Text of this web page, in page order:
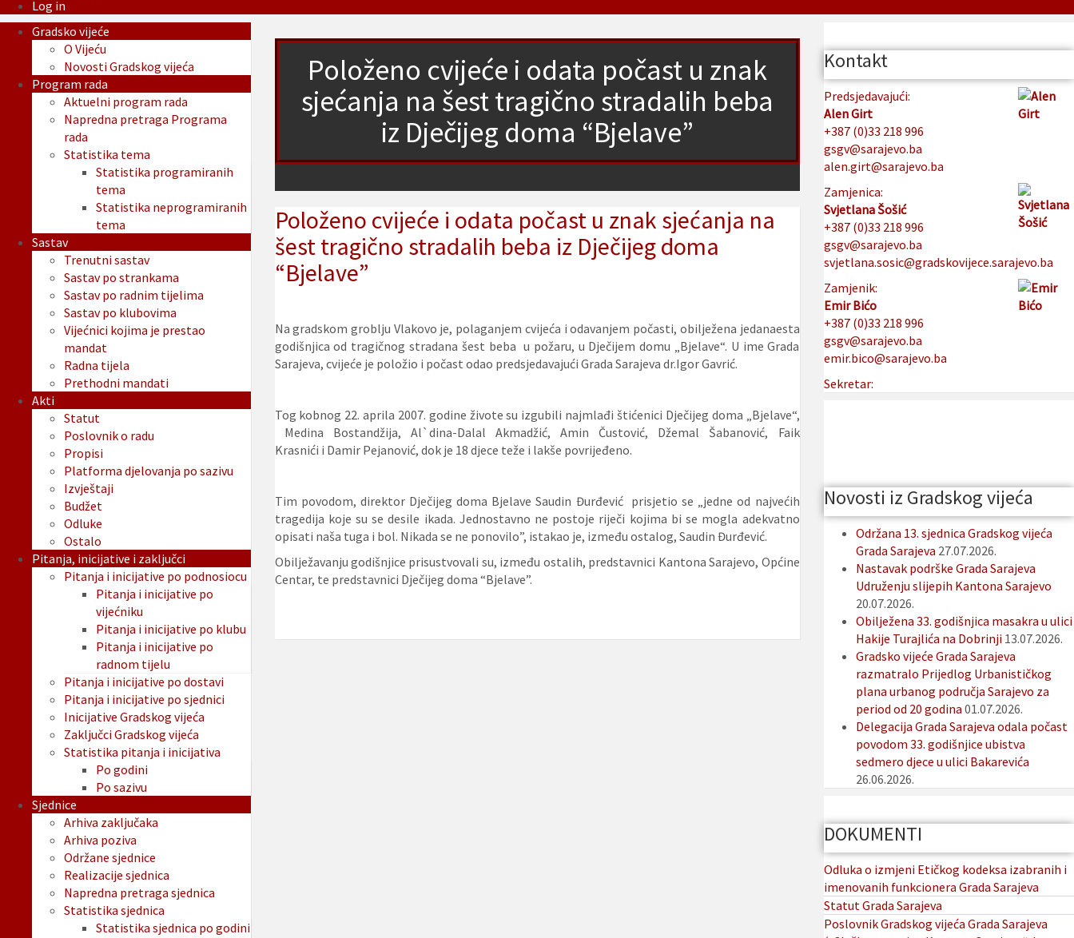
Log in
Položeno cvijeće i odata počast u znak
sjećanja na šest tragično stradalih beba
iz Dječijeg doma “Bjelave”
Položeno cvijeće i odata počast u znak sjećanja na
šest tragično stradalih beba iz Dječijeg doma
“Bjelave”
Na gradskom groblju Vlakovo je, polaganjem cvijeća i odavanjem počasti, obilježena jedanaesta
godišnjica od tragičnog stradana šest beba u požaru, u Dječijem domu „Bjelave“. U ime Grada
Sarajeva, cvijeće je položio i počast odao predsjedavajući Grada Sarajeva dr.Igor Gavrić.
Tog kobnog 22. aprila 2007. godine živote su izgubili najmlađi štićenici Dječijeg doma „Bjelave“,
Medina Bostandžija, Al`dina-Dalal Akmadžić, Amin Čustović, Džemal Šabanović, Faik
Krasnići i Damir Pejanović, dok je 18 djece teže i lakše povrijeđeno.
Tim povodom, direktor Dječijeg doma Bjelave Saudin Đurđević prisjetio se „jedne od najvećih
tragedija koje su se desile ikada. Jednostavno ne postoje riječi kojima bi se mogla adekvatno
opisati naša tuga i bol. Nikada se ne ponovilo”, istakao je, između ostalog, Saudin Đurđević.
Obilježavanju godišnjice prisustvovali su, između ostalih, predstavnici Kantona Sarajevo, Općine
Centar, te predstavnici Dječijeg doma “Bjelave”.
Gradsko vijeće
O Vijeću
Novosti Gradskog vijeća
Program rada
Aktuelni program rada
Napredna pretraga Programa
rada
Statistika tema
Statistika programiranih
tema
Statistika neprogramiranih
tema
Sastav
Trenutni sastav
Sastav po strankama
Sastav po radnim tijelima
Sastav po klubovima
Vijećnici kojima je prestao
mandat
Radna tijela
Prethodni mandati
Akti
Statut
Poslovnik o radu
Propisi
Platforma djelovanja po sazivu
Izvještaji
Budžet
Odluke
Ostalo
Pitanja, inicijative i zaključci
Pitanja i inicijative po podnosiocu
Pitanja i inicijative po
vijećniku
Pitanja i inicijative po klubu
Pitanja i inicijative po
radnom tijelu
Pitanja i inicijative po dostavi
Pitanja i inicijative po sjednici
Inicijative Gradskog vijeća
Zaključci Gradskog vijeća
Statistika pitanja i inicijativa
Po godini
Po sazivu
Sjednice
Arhiva zaključaka
Arhiva poziva
Održane sjednice
Realizacije sjednica
Napredna pretraga sjednica
Statistika sjednica
Statistika sjednica po godini
Kontakt
Predsjedavajući:
Alen Girt
+387 (0)33 218 996
gsgv@sarajevo.ba
alen.girt@sarajevo.ba
Zamjenica:
Svjetlana Šošić
+387 (0)33 218 996
gsgv@sarajevo.ba
svjetlana.sosic@gradskovijece.sarajevo.ba
Zamjenik:
Emir Bićo
+387 (0)33 218 996
gsgv@sarajevo.ba
emir.bico@sarajevo.ba
Sekretar:
Novosti iz Gradskog vijeća
Održana 13. sjednica Gradskog vijeća
Grada Sarajeva 27.07.2026.
Nastavak podrške Grada Sarajeva
Udruženju slijepih Kantona Sarajevo
20.07.2026.
Obilježena 33. godišnjica masakra u ulici
Hakije Turajlića na Dobrinji 13.07.2026.
Gradsko vijeće Grada Sarajeva
razmatralo Prijedlog Urbanističkog
plana urbanog područja Sarajevo za
period od 20 godina 01.07.2026.
Delegacija Grada Sarajeva odala počast
povodom 33. godišnjice ubistva
sedmero djece u ulici Bakarevića
26.06.2026.
DOKUMENTI
Odluka o izmjeni Etičkog kodeksa izabranih i
imenovanih funkcionera Grada Sarajeva
Statut Grada Sarajeva
Poslovnik Gradskog vijeća Grada Sarajeva